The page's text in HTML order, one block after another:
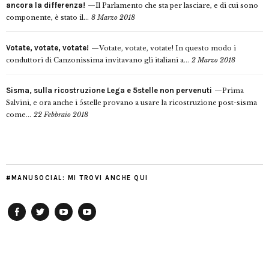
ancora la differenza!
Il Parlamento che sta per lasciare, e di cui sono
componente, è stato il... 8 Marzo 2018
Votate, votate, votate!
Votate, votate, votate! In questo modo i
conduttori di Canzonissima invitavano gli italiani a... 2 Marzo 2018
Sisma, sulla ricostruzione Lega e 5stelle non pervenuti
Prima
Salvini, e ora anche i 5stelle provano a usare la ricostruzione post-sisma
come... 22 Febbraio 2018
#MANUSOCIAL: MI TROVI ANCHE QUI